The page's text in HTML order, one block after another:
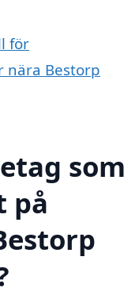
för
nära Bestorp
som
på